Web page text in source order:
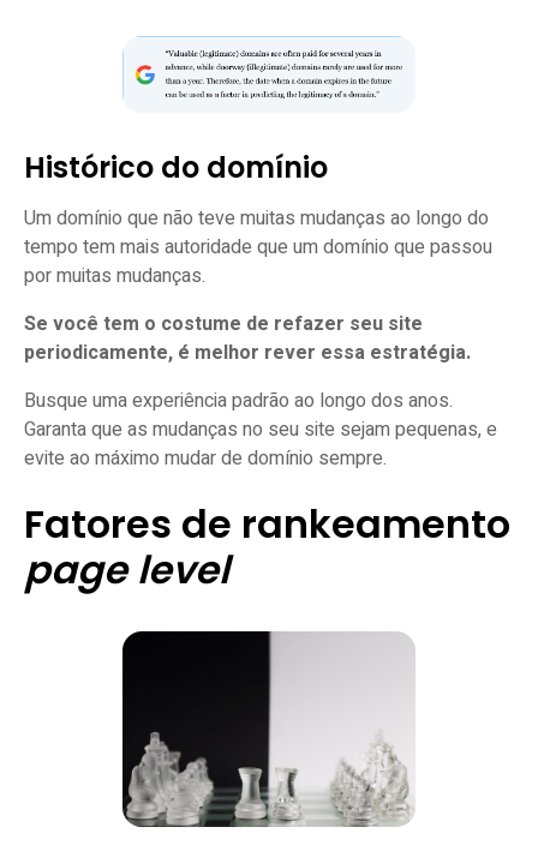
Histórico do domínio
Um domínio que não teve muitas mudanças ao longo do
tempo tem mais autoridade que um domínio que passou
por muitas mudanças.
Se você tem o costume de refazer seu site
periodicamente, é melhor rever essa estratégia.
Busque uma experiência padrão ao longo dos anos.
Garanta que as mudanças no seu site sejam pequenas, e
evite ao máximo mudar de domínio sempre.
Fatores de rankeamento
page level